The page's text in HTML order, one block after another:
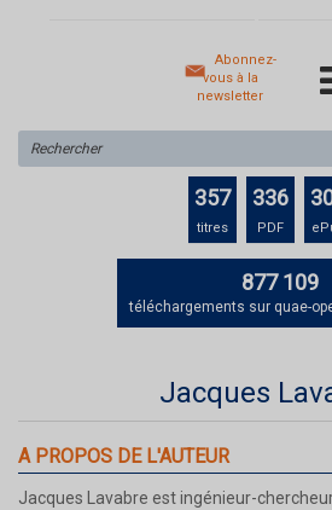
Abonnez-
vous à la
newsletter
sur
le
357
titres
336
PDF
877 109
téléchargements sur quae-
Jacques
A PROPOS DE L'AUTEUR
Jacques Lavabre est ingénieur-